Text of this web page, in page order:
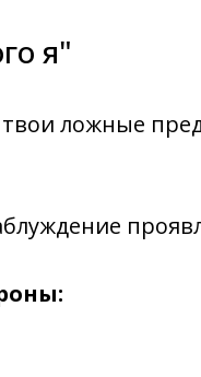
я"
ложные